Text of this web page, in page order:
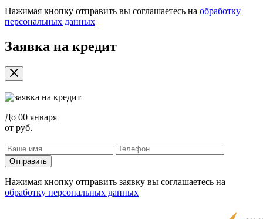
Нажимая кнопку отправить вы соглашаетесь на обработку
персональных данных
Заявка на кредит
До 00 января
от руб.
Отправить
Нажимая кнопку отправить заявку вы соглашаетесь на
обработку персональных данных